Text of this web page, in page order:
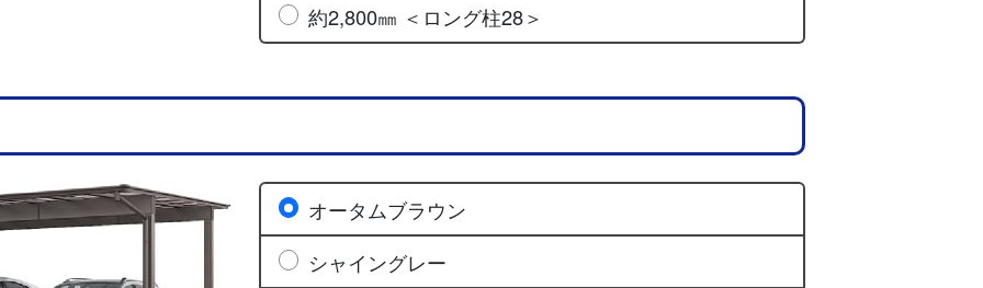
約2,800㎜ ＜ロング柱28＞
オータムブラウン
シャイングレー